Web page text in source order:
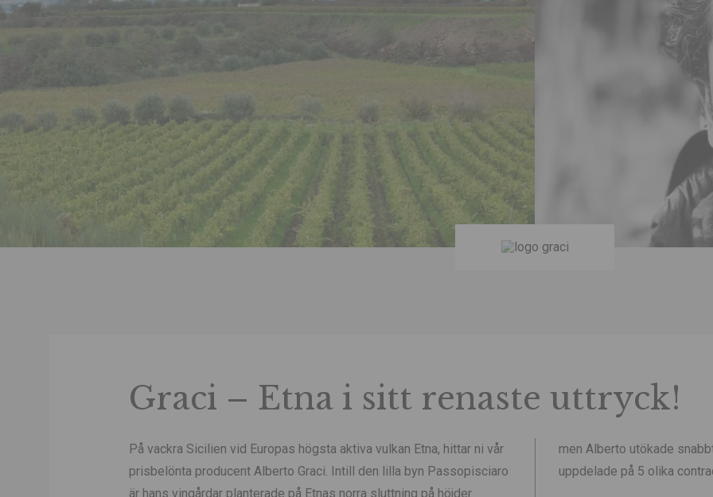
Graci – Etna i sitt renaste uttryck!
På vackra Sicilien vid Europas högsta aktiva vulkan Etna, hittar ni vår
prisbelönta producent Alberto Graci. Intill den lilla byn Passopisciaro
är hans vingårdar planterade på Etnas norra sluttning på höjder
men Alberto utökade
uppdelade på 5 olika